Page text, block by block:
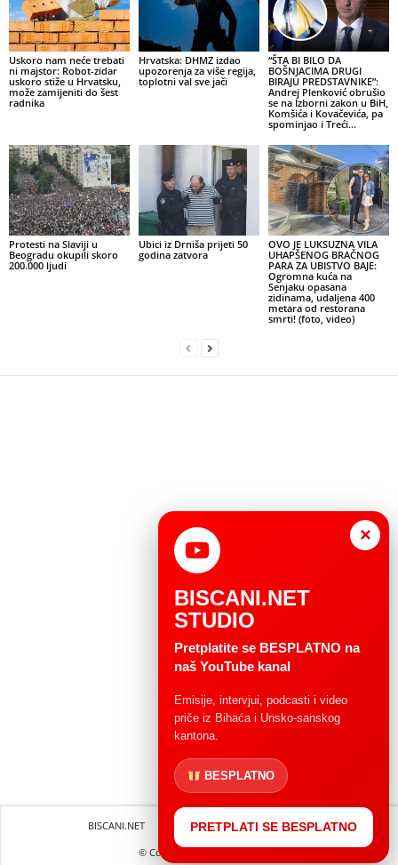
Uskoro nam neće trebati
ni majstor: Robot-zidar
uskoro stiže u Hrvatsku,
može zamijeniti do šest
radnika
Hrvatska: DHMZ izdao
upozorenja za više regija,
toplotni val sve jači
“ŠTA BI BILO DA
BOŠNJACIMA DRUGI
BIRAJU PREDSTAVNIKE”:
Andrej Plenković obrušio
se na Izborni zakon u BiH,
Komšića i Kovačevića, pa
spominjao i Treći...
Protesti na Slaviji u
Beogradu okupili skoro
200.000 ljudi
Ubici iz Drniša prijeti 50
godina zatvora
OVO JE LUKSUZNA VILA
UHAPŠENOG BRAČNOG
PARA ZA UBISTVO BAJE:
Ogromna kuća na
Senjaku opasana
zidinama, udaljena 400
metara od restorana
smrti! (foto, video)
BISCANI.NET Impressum
Uvjeti korištenja
© Copryright 2004 - 2025.
×
BISCANI.NET
STUDIO
Pretplatite se BESPLATNO na
naš YouTube kanal
Emisije, intervjui, podcasti i video
priče iz Bihaća i Unsko-sanskog
kantona.
BESPLATNO
PRETPLATI SE BESPLATNO